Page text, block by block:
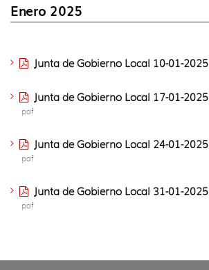
Enero 2025
Junta de Gobierno Local 10-01-2025
Junta de Gobierno Local 17-01-2025
pdf
Junta de Gobierno Local 24-01-2025
pdf
Junta de Gobierno Local 31-01-2025
pdf